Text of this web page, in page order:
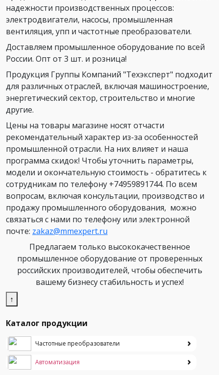
надежности производственных процессов:
электродвигатели, насосы, промышленная
вентиляция, упп и частотные преобразователи.
Доставляем промышленное оборудование по всей
России. Опт от 3 шт. и розница!
Продукция Группы Компаний "Техэксперт" подходит
для различных отраслей, включая машиностроение,
энергетический сектор, строительство и многие
другие.
Цены на товары магазине носят отчасти
рекомендательный характер из-за особенностей
промышленной отрасли. На них влияет и наша
программа скидок! Чтобы уточнить параметры,
модели и окончательную стоимость - обратитесь к
сотрудникам по телефону +74959891744. По всем
вопросам, включая консультации, производство и
продажу промышленного оборудования, можно
связаться с нами по телефону или электронной
почте: zakaz@mmexpert.ru
Предлагаем только высококачественное
промышленное оборудование от проверенных
российских производителей, чтобы обеспечить
вашему бизнесу стабильность и успех!
↑
Каталог продукции
Частотные преобразователи
Автоматизация